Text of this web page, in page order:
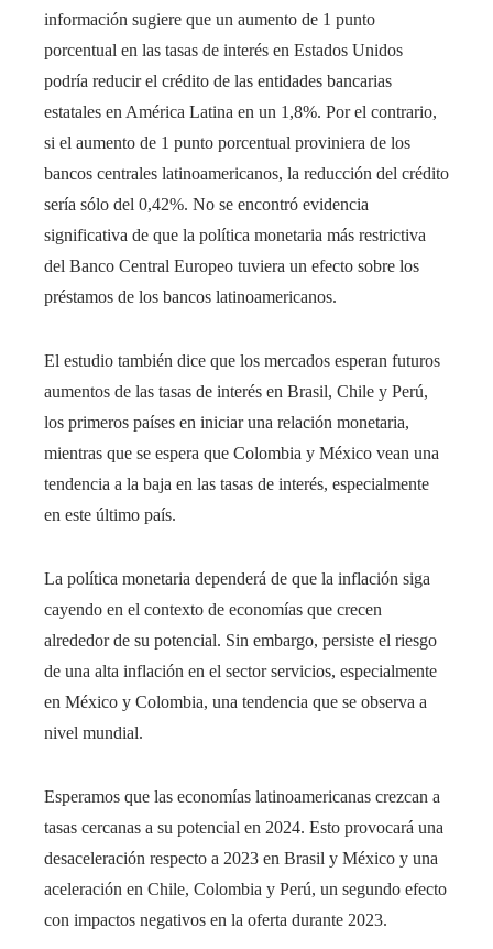
información sugiere que un aumento de 1 punto
porcentual en las tasas de interés en Estados Unidos
podría reducir el crédito de las entidades bancarias
estatales en América Latina en un 1,8%. Por el contrario,
si el aumento de 1 punto porcentual proviniera de los
bancos centrales latinoamericanos, la reducción del crédito
sería sólo del 0,42%. No se encontró evidencia
significativa de que la política monetaria más restrictiva
del Banco Central Europeo tuviera un efecto sobre los
préstamos de los bancos latinoamericanos.
El estudio también dice que los mercados esperan futuros
aumentos de las tasas de interés en Brasil, Chile y Perú,
los primeros países en iniciar una relación monetaria,
mientras que se espera que Colombia y México vean una
tendencia a la baja en las tasas de interés, especialmente
en este último país.
La política monetaria dependerá de que la inflación siga
cayendo en el contexto de economías que crecen
alrededor de su potencial. Sin embargo, persiste el riesgo
de una alta inflación en el sector servicios, especialmente
en México y Colombia, una tendencia que se observa a
nivel mundial.
Esperamos que las economías latinoamericanas crezcan a
tasas cercanas a su potencial en 2024. Esto provocará una
desaceleración respecto a 2023 en Brasil y México y una
aceleración en Chile, Colombia y Perú, un segundo efecto
con impactos negativos en la oferta durante 2023.